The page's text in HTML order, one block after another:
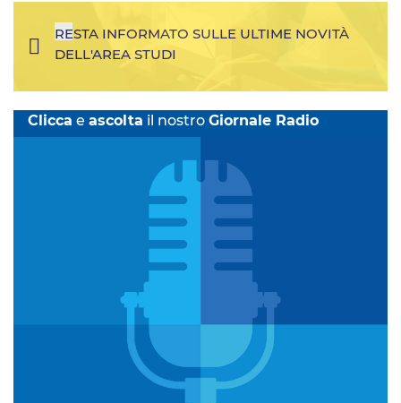
RESTA INFORMATO SULLE ULTIME NOVITÀ
DELL'AREA STUDI
Clicca e ascolta il nostro Giornale Radio